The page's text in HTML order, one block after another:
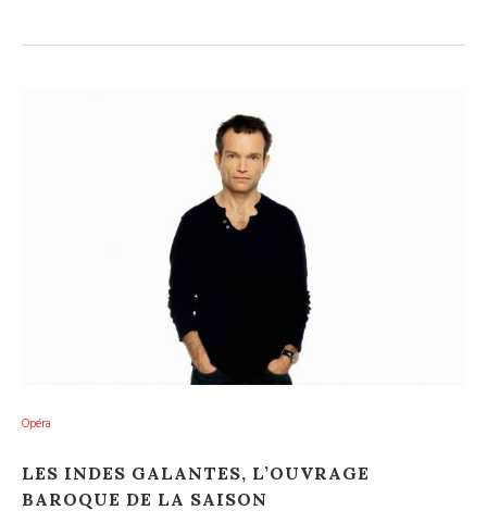
Opéra
LES INDES GALANTES, L’OUVRAGE
BAROQUE DE LA SAISON